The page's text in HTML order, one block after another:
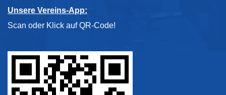
Unsere Vereins-App:
Scan oder Klick auf QR-Code!